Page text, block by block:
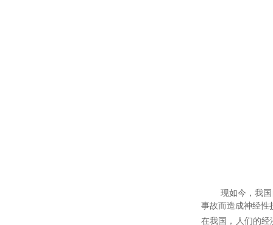
现如今，我
事故而造成神经性
在我国，人们的